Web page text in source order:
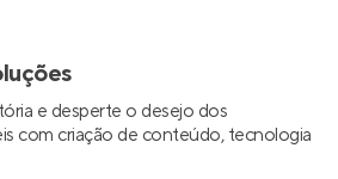
e desperte o desejo dos
com criação de conteúdo, tecnologia